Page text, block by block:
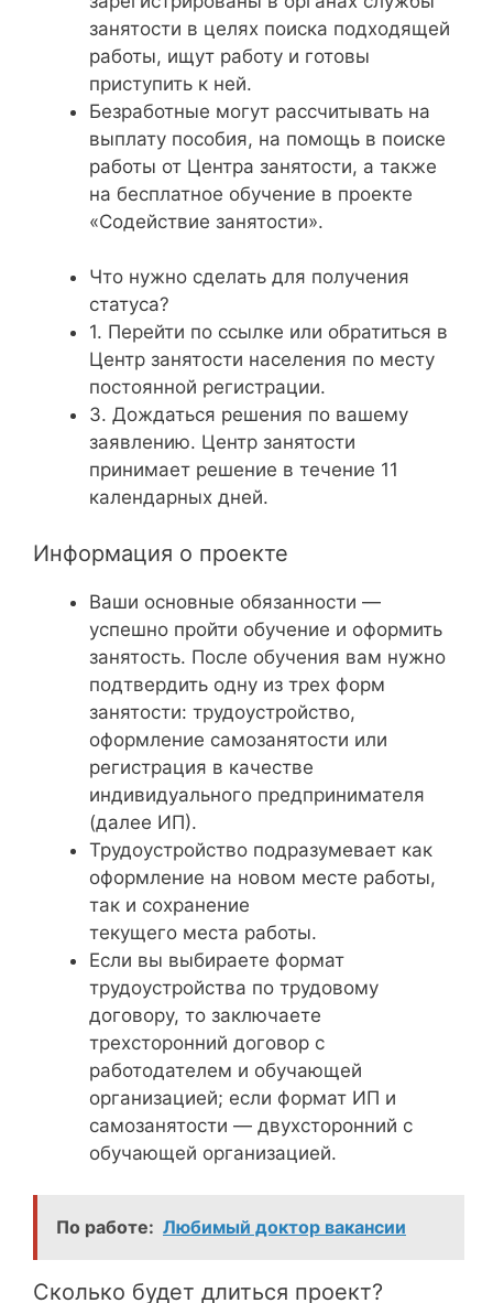
занятости в целях поиска подходящей
работы, ищут работу и готовы
приступить к ней.
Безработные могут рассчитывать на
выплату пособия, на помощь в поиске
работы от Центра занятости, а также
на бесплатное обучение в проекте
«Содействие занятости».
Что нужно сделать для получения
статуса?
1. Перейти по ссылке или обратиться в
Центр занятости населения по месту
постоянной регистрации.
3. Дождаться решения по вашему
заявлению. Центр занятости
принимает решение в течение 11
календарных дней.
Информация о проекте
Ваши основные обязанности —
успешно пройти обучение и оформить
занятость. После обучения вам нужно
подтвердить одну из трех форм
занятости: трудоустройство,
оформление самозанятости или
регистрация в качестве
индивидуального предпринимателя
(далее ИП).
Трудоустройство подразумевает как
оформление на новом месте работы,
так и сохранение
текущего места работы.
Если вы выбираете формат
трудоустройства по трудовому
договору, то заключаете
трехсторонний договор с
работодателем и обучающей
организацией; если формат ИП и
самозанятости — двухсторонний с
обучающей организацией.
По работе: Любимый доктор вакансии
Сколько будет длиться проект?